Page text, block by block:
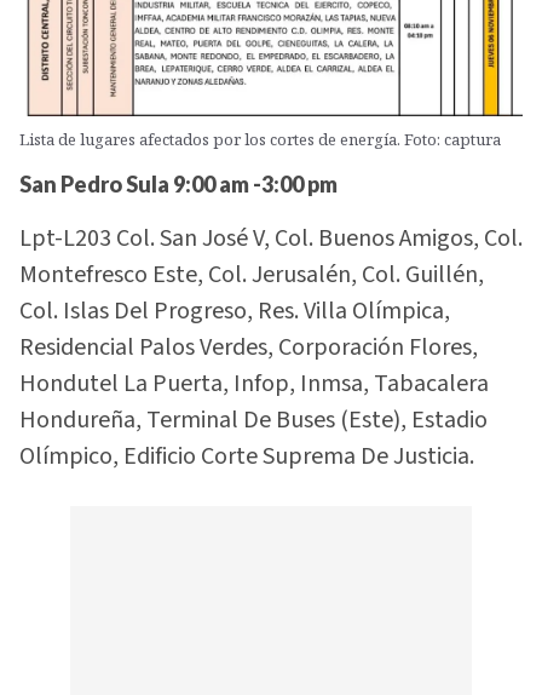
Lista de lugares afectados por los cortes de energía. Foto: captura
San Pedro Sula 9:00 am -3:00 pm
Lpt-L203 Col. San José V, Col. Buenos Amigos, Col.
Montefresco Este, Col. Jerusalén, Col. Guillén,
Col. Islas Del Progreso, Res. Villa Olímpica,
Residencial Palos Verdes, Corporación Flores,
Hondutel La Puerta, Infop, Inmsa, Tabacalera
Hondureña, Terminal De Buses (Este), Estadio
Olímpico, Edificio Corte Suprema De Justicia.